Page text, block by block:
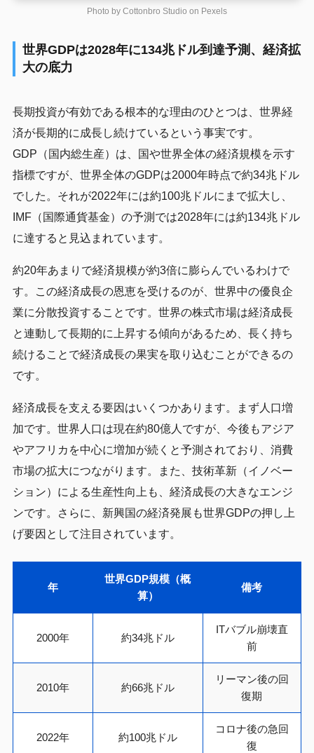
Photo by Cottonbro Studio on Pexels
世界GDPは2028年に134兆ドル到達予測、経済拡
大の底力
長期投資が有効である根本的な理由のひとつは、世界経
済が長期的に成長し続けているという事実です。
GDP（国内総生産）は、国や世界全体の経済規模を示す
指標ですが、世界全体のGDPは2000年時点で約34兆ドル
でした。それが2022年には約100兆ドルにまで拡大し、
IMF（国際通貨基金）の予測では2028年には約134兆ドル
に達すると見込まれています。
約20年あまりで経済規模が約3倍に膨らんでいるわけで
す。この経済成長の恩恵を受けるのが、世界中の優良企
業に分散投資することです。世界の株式市場は経済成長
と連動して長期的に上昇する傾向があるため、長く持ち
続けることで経済成長の果実を取り込むことができるの
です。
経済成長を支える要因はいくつかあります。まず人口増
加です。世界人口は現在約80億人ですが、今後もアジア
やアフリカを中心に増加が続くと予測されており、消費
市場の拡大につながります。また、技術革新（イノベー
ション）による生産性向上も、経済成長の大きなエンジ
ンです。さらに、新興国の経済発展も世界GDPの押し上
げ要因として注目されています。
年
世界GDP規模（概
算）
備考
2000年 約34兆ドル
ITバブル崩壊直
前
2010年 約66兆ドル
リーマン後の回
復期
2022年 約100兆ドル
コロナ後の急回
復